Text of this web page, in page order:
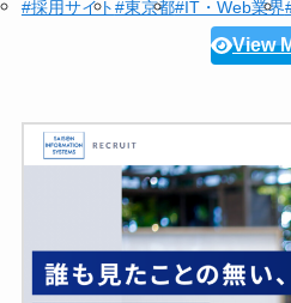
#採用サイト#東京都#IT・Web業界
View